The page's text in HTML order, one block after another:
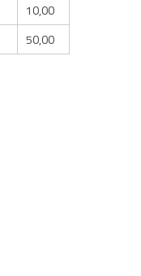
10,00
50,00